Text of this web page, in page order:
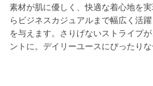
素材が肌に優しく、快適な着心地を
らビジネスカジュアルまで幅広く活
を与えます。さりげないストライプ
ントに。デイリーユースにぴったりな